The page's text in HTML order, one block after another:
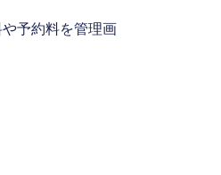
予約料を管理画